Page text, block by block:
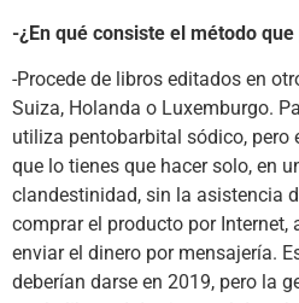
-¿En qué consiste el método
-Procede de libros editados en
Suiza, Holanda o Luxemburgo.
utiliza pentobarbital sódico, pero
que lo tienes que hacer solo, en
clandestinidad, sin la asistencia
comprar el producto por Internet,
enviar el dinero por mensajería.
deberían darse en 2019, pero la